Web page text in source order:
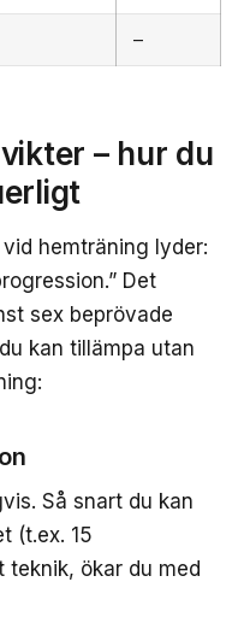
–
– hur du
hemträning lyder:
Det
sex beprövade
kan tillämpa utan
Så snart du kan
(t.ex. 15
teknik, ökar du med